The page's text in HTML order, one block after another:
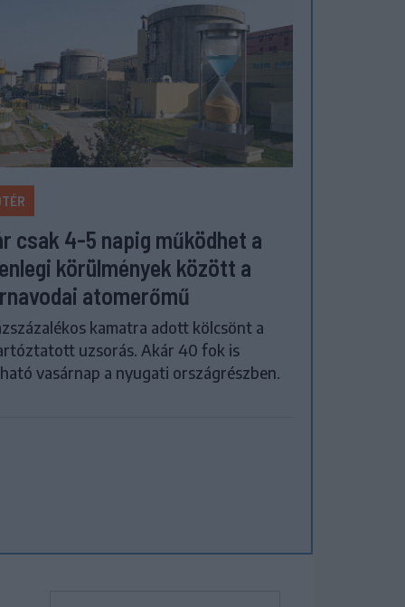
csak 4-5 napig működhet a
körülmények között a
atomerőmű
kamatra adott kölcsönt a
uzsorás. Akár 40 fok is
vasárnap a nyugati országrészben.